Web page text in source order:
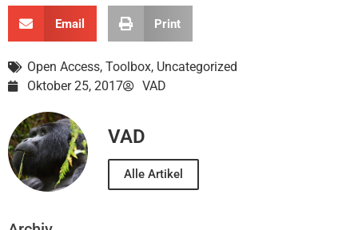
Email Print
Open Access, Toolbox, Uncategorized
Oktober 25, 2017
VAD
VAD
Alle Artikel